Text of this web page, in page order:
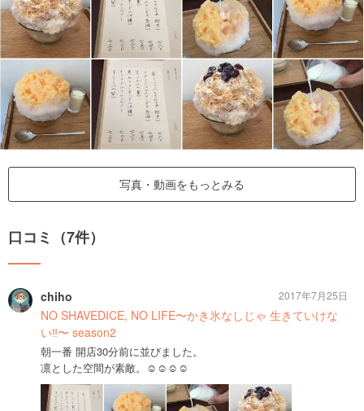
写真・動画をもっとみる
口コミ（7件）
chiho
NO SHAVEDICE, NO LIFE〜かき氷なしじゃ 生きていけな
い‼︎〜 season2
朝一番 開店30分前に並びました。
凛とした空間が素敵。☺︎☺︎☺︎☺︎
2017年7月25日